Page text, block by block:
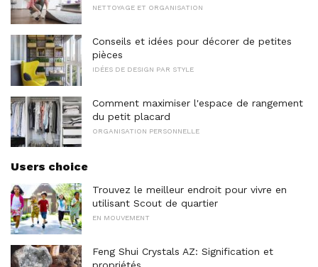
NETTOYAGE ET ORGANISATION
Conseils et idées pour décorer de petites
pièces
IDÉES DE DESIGN PAR STYLE
Comment maximiser l'espace de rangement
du petit placard
ORGANISATION PERSONNELLE
Users choice
Trouvez le meilleur endroit pour vivre en
utilisant Scout de quartier
EN MOUVEMENT
Feng Shui Crystals AZ: Signification et